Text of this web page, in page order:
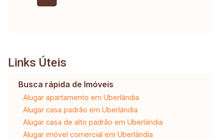
Links Úteis
Busca rápida de Imóveis
Alugar apartamento em Uberlândia
Alugar casa padrão em Uberlândia
Alugar casa de alto padrão em Uberlândia
Alugar imóvel comercial em Uberlândia